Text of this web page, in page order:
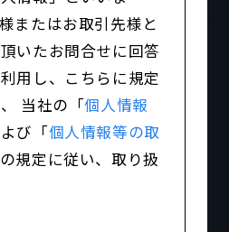
またはお取引先様と
いたお問合せに回答
用し、こちらに規定
当社の「個人情報
び「 個人情報等の取
規定に従い、取り扱